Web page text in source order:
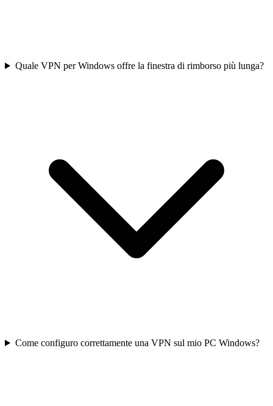
Quale VPN per Windows offre la finestra di rimborso più lunga?
Come configuro correttamente una VPN sul mio PC Windows?